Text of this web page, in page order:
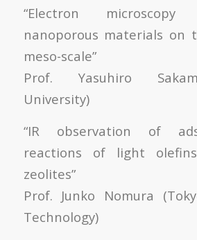
“Electron
nanoporous materials on
meso-scale”
Prof. Yasuhiro
University)
“IR observation of
reactions of light
zeolites”
Prof. Junko Nomura
Technology)